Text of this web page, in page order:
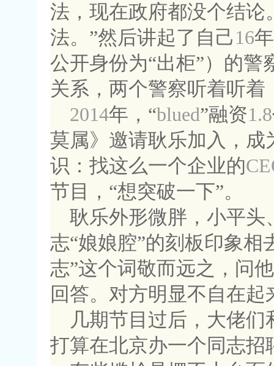
法，现在政府都没个结论
法。”然后讲起了自己16
公开身份为“出柜”）的警
关系，两个警察听着听着
2014年，“blued”融资1.8
莫属》邀请耿乐加入，成
识：找这么一个企业的
节目，“想突破一下”。
耿乐外形微胖，小平
志“娘娘腔”的刻板印象
志”这个词敬而远之，问
回答。对方明显不自在起
几期节目过后，大佬
打算在北京办一个同志招